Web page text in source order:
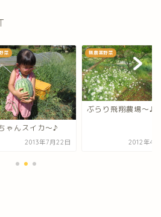
菜
ゃんスイカ～♪
2013年7月22日
無農薬野菜
ぶらり飛翔農場～♪
2012年4